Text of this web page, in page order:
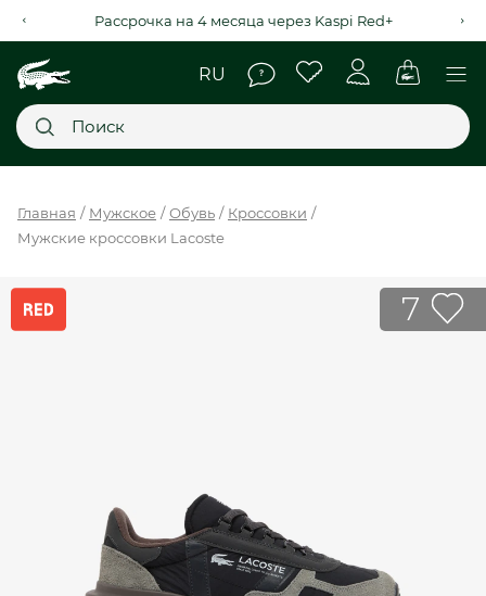
Рассрочка на 4 месяца через Kaspi Red+
НОВИНКИ
SALE
Главная Мужское Обувь
Кроссовки
Мужские кроссовки Lacoste
7